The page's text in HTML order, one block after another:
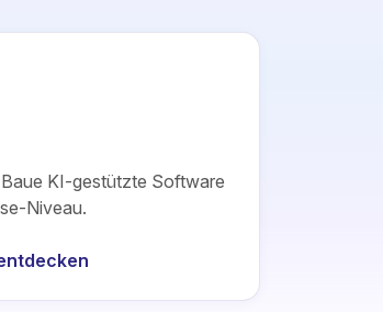
KI-gestützte Software
Niveau.